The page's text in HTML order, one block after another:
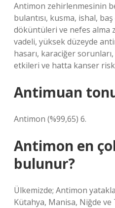
Antimon zehirlenmesinin
bulantısı, kusma, ishal,
döküntüleri ve nefes alma
vadeli, yüksek düzeyde
hasarı, karaciğer
etkileri ve hatta kanser
Antimuan
Antimon (%99,65) 6.
Antimon en
bulunur?
Ülkemizde; Antimon
Kütahya, Manisa, Niğde